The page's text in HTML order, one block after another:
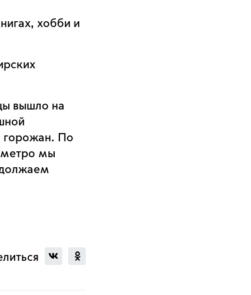
хобби и
вышло на
горожан. По
метро мы